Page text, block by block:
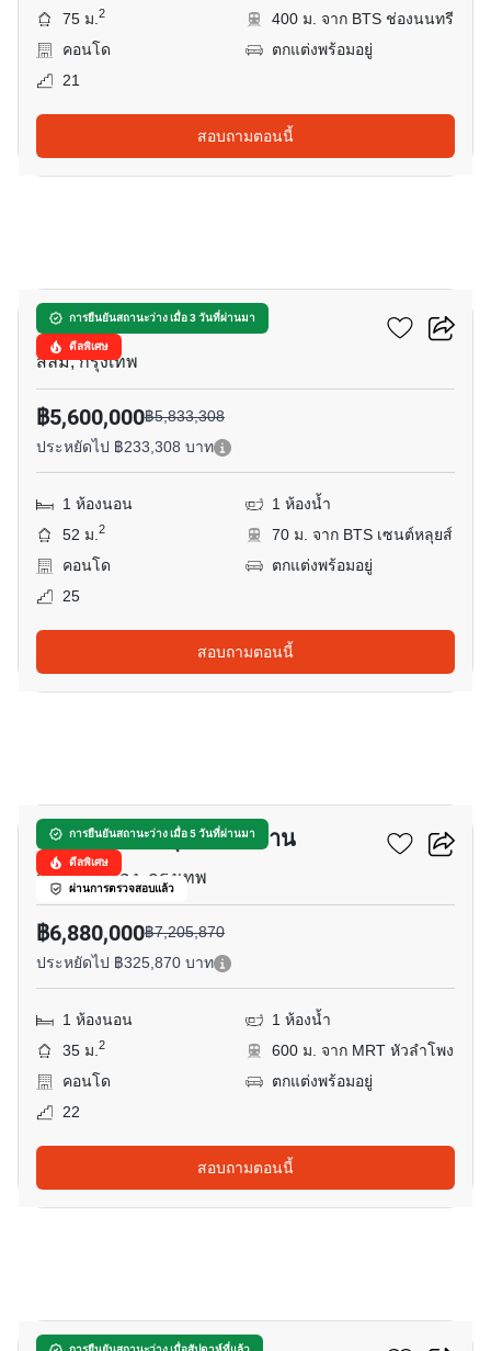
75 ม.2
400 ม. จาก BTS ช่องนนทรี
คอนโด
ตกแต่งพร้อมอยู่
21
สอบถามตอนนี้
การยืนยันสถานะว่าง เมื่อ 3 วันที่ผ่านมา
ดีลพิเศษ
สีลม สวีท คอนโดมิเนียม
สีลม, กรุงเทพ
฿5,600,000฿5,833,308
ประหยัดไป ฿233,308 บาท
1 ห้องนอน
1 ห้องน้ำ
52 ม.2
70 ม. จาก BTS เซนต์หลุยส์
คอนโด
ตกแต่งพร้อมอยู่
25
สอบถามตอนนี้
การยืนยันสถานะว่าง เมื่อ 5 วันที่ผ่านมา
ดีลพิเศษ
ผ่านการตรวจสอบแล้ว
พาร์ค ออริจิ้น จุฬา-สามย่าน
สะพานเหลือง, กรุงเทพ
฿6,880,000฿7,205,870
ประหยัดไป ฿325,870 บาท
1 ห้องนอน
1 ห้องน้ำ
35 ม.2
600 ม. จาก MRT หัวลำโพง
คอนโด
ตกแต่งพร้อมอยู่
22
สอบถามตอนนี้